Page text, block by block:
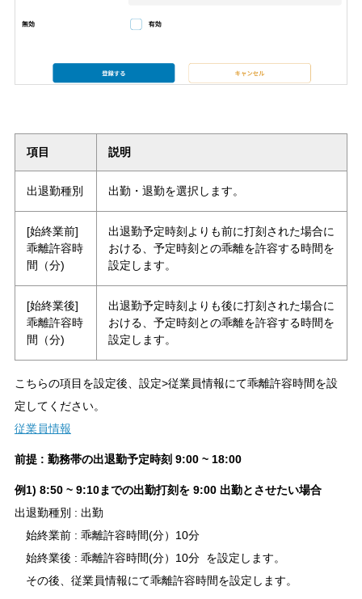
項目 説明
出退勤種別 出勤・退勤を選択します。
[始終業前]
乖離許容時
間（分)
出退勤予定時刻よりも前に打刻された場合に
おける、予定時刻との乖離を許容する時間を
設定します。
[始終業後]
乖離許容時
間（分)
出退勤予定時刻よりも後に打刻された場合に
おける、予定時刻との乖離を許容する時間を
設定します。
こちらの項目を設定後、設定>従業員情報にて乖離許容時間を設
定してください。
従業員情報
前提 : 勤務帯の出退勤予定時刻 9:00 ~ 18:00
例1) 8:50 ~ 9:10までの出勤打刻を 9:00 出勤とさせたい場合
出退勤種別 : 出勤
始終業前 : 乖離許容時間(分）10分
始終業後 : 乖離許容時間(分）10分 を設定します。
その後、従業員情報にて乖離許容時間を設定します。